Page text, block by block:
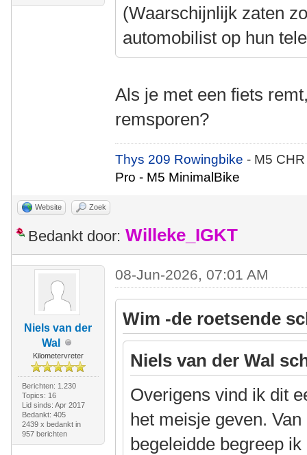
(Waarschijnlijk zaten
automobilist op hun
Als je met een fiets
remsporen?
Thys 209 Rowingbike- M5
Pro - M5 MinimalBike
Website Zoek
Bedankt door: Willeke_IGKT
Niels van der
Wal
Kilometervreter
Berichten: 1.230
Topics: 16
Lid sinds: Apr 2017
Bedankt: 405
2439 x bedankt in
957 berichten
08-Jun-2026, 07:01 AM
Wim -de roetsende
Niels van der Wal
Overigens vind ik dit
het meisje geven.
begeleidde begreep